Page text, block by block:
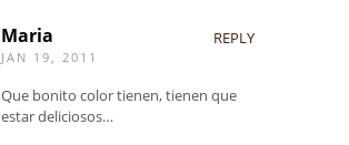
Maria
JAN 19, 2011
REPLY
Que bonito color tienen, tienen que
estar deliciosos…